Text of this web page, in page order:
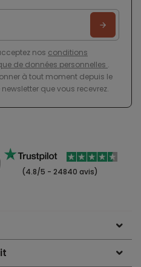
nos conditions
de données personnelles .
à tout moment depuis le
que vous recevrez.
(4.8/5 - 24840 avis)